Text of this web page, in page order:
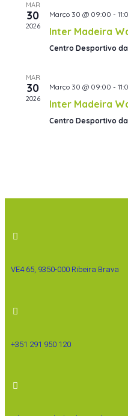
MAR
30
2026
Março 30 @ 09:00 -
Inter Madeira
Centro Desportivo
MAR
30
2026
Março 30 @ 09:00 -
Inter Madeira
Centro Desportivo
VE4 65, 9350-000 Ribeira Brava
+351 291 950 120